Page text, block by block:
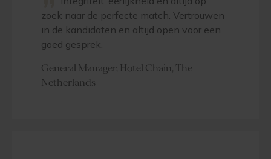
”
zoek naar de perfecte match. Vertrouwen
in de kandidaten en altijd open voor een
goed gesprek.
General Manager, Hotel Chain, The
Netherlands